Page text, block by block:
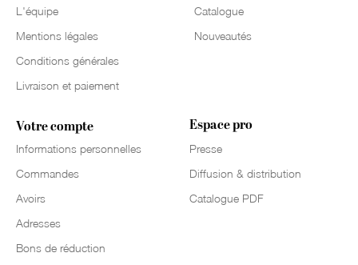
L'équipe
Mentions légales
Conditions générales
Livraison et paiement
Catalogue
Nouveautés
Votre compte
Informations personnelles
Commandes
Avoirs
Adresses
Bons de réduction
Espace pro
Presse
Diffusion & distribution
Catalogue PDF